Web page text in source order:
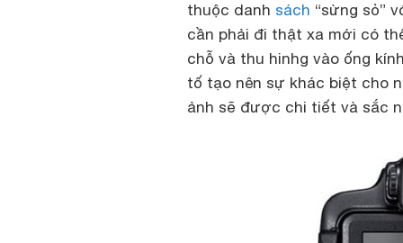
thuộc danh sách “sừng sỏ”
cần phải đi thật xa mới có
chỗ và thu hinhg vào ống
tố tạo nên sự khác biệt cho
ảnh sẽ được chi tiết và sắc